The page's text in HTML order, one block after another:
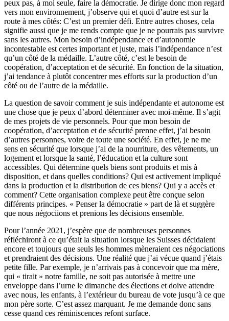
peux pas, à moi seule, faire la démocratie. Je dirige donc mon regard
vers mon environnement, j’observe qui et quoi d’autre est sur la
route à mes côtés: C’est un premier défi. Entre autres choses, cela
signifie aussi que je me rends compte que je ne pourrais pas survivre
sans les autres. Mon besoin d’indépendance et d’autonomie
incontestable est certes important et juste, mais l’indépendance n’est
qu’un côté de la médaille. L’autre côté, c’est le besoin de
coopération, d’acceptation et de sécurité. En fonction de la situation,
j’ai tendance à plutôt concentrer mes efforts sur la production d’un
côté ou de l’autre de la médaille.
La question de savoir comment je suis indépendante et autonome est
une chose que je peux d’abord déterminer avec moi-même. Il s’agit
de mes projets de vie personnels. Pour que mon besoin de
coopération, d’acceptation et de sécurité prenne effet, j’ai besoin
d’autres personnes, voire de toute une société. En effet, je ne me
sens en sécurité que lorsque j’ai de la nourriture, des vêtements, un
logement et lorsque la santé, l’éducation et la culture sont
accessibles. Qui détermine quels biens sont produits et mis à
disposition, et dans quelles conditions? Qui est activement impliqué
dans la production et la distribution de ces biens? Qui y a accès et
comment? Cette organisation complexe peut être conçue selon
différents principes. « Penser la démocratie » part de là et suggère
que nous négociions et prenions les décisions ensemble.
Pour l’année 2021, j’espère que de nombreuses personnes
réfléchiront à ce qu’était la situation lorsque les Suisses décidaient
encore et toujours que seuls les hommes mèneraient ces négociations
et prendraient des décisions. Une réalité que j’ai vécue quand j’étais
petite fille. Par exemple, je n’arrivais pas à concevoir que ma mère,
qui « tirait » notre famille, ne soit pas autorisée à mettre une
enveloppe dans l’urne le dimanche des élections et doive attendre
avec nous, les enfants, à l’extérieur du bureau de vote jusqu’à ce que
mon père sorte. C’est assez marquant. Je me demande donc sans
cesse quand ces réminiscences refont surface.